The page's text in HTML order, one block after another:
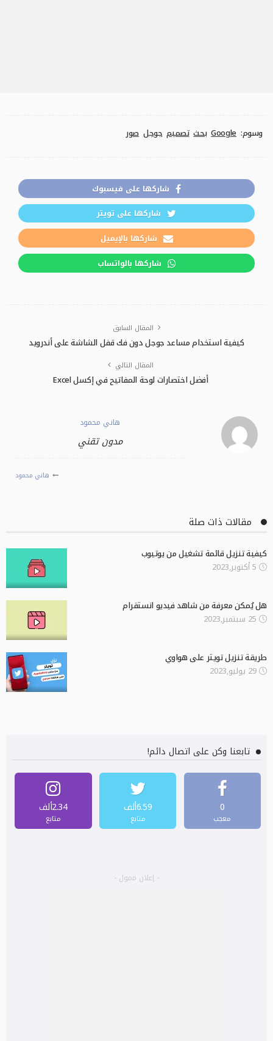
وسوم: Google بحث تصميم جوجل صور
شاركها على فيسبوك
شاركها على تويتر
شاركها بالإيميل
شاركها بالواتساب
المقال السابق
كيفية استخدام مساعد جوجل دون فك قفل الشاشة على أندرويد
المقال التالي
أفضل اختصارات لوحة المفاتيح في إكسل Excel
هاني محمود
مدون تقني
هاني محمود
مقالات ذات صلة
كيفية تنزيل قائمة تشغيل من يوتيوب
5 أكتوبر,2023
هل يُمكن معرفة من شاهد فيديو انستقرام
25 سبتمبر,2023
طريقة تنزيل تويتر على هواوي
29 يوليو,2023
تابعنا وكن على اتصال دائم!
0
معجب
6.59ألف
متابع
2.34ألف
متابع
- إعلان ممول -